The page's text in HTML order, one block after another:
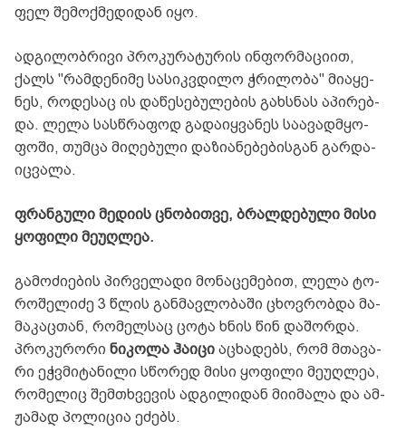
ფელ შე­მოქ­მე­დი­დან იყო.
ად­გი­ლობ­რი­ვი პრო­კუ­რა­ტუ­რის ინ­ფორ­მა­ცი­ით,
ქალს "რამ­დე­ნი­მე სა­სიკ­ვდი­ლო ჭრი­ლო­ბა" მი­ა­ყე­
ნეს, რო­დე­საც ის და­წე­სე­ბუ­ლე­ბის გახ­სნას აპი­რებ­
და. ლელა სას­წრა­ფოდ გა­და­იყ­ვა­ნეს სა­ა­ვად­მყო­
ფო­ში, თუმ­ცა მი­ღე­ბუ­ლი და­ზი­ა­ნე­ბე­ბის­გან გარ­და­
იც­ვა­ლა.
ფრან­გუ­ლი მე­დი­ის ცნო­ბით­ვე, ბრალ­დე­ბუ­ლი მისი
ყო­ფი­ლი მე­უღ­ლეა.
გა­მო­ძი­ე­ბის პირ­ვე­ლა­დი მო­ნა­ცე­მე­ბით, ლელა ტო­
რო­შე­ლი­ძე 3 წლის გან­მავ­ლო­ბა­ში ცხოვ­რობ­და მა­
მა­კაც­თან, რო­მელ­საც ცოტა ხნის წინ და­შორ­და.
პრო­კუ­რო­რი ნი­კო­ლა ჰა­ი­ცი აცხა­დებს, რომ მთა­ვა­
რი ეჭ­ვმი­ტა­ნი­ლი სწო­რედ მისი ყო­ფი­ლი მე­უღ­ლეა,
რო­მე­ლიც შემ­თხვე­ვის ად­გი­ლი­დან მი­ი­მა­ლა და ამ­
ჟა­მად პო­ლი­ცია ეძებს.